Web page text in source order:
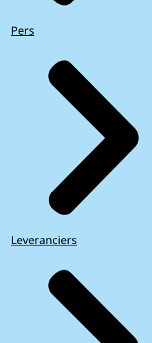
Pers
Leveranciers